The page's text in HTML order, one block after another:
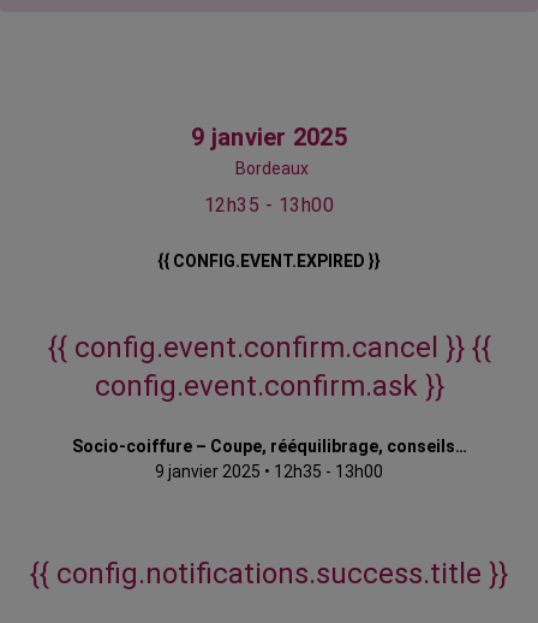
9 janvier 2025
Bordeaux
12h35 - 13h00
{{ CONFIG.EVENT.EXPIRED }}
{{ config.event.confirm.cancel }} {{
config.event.confirm.ask }}
Socio-coiffure – Coupe, rééquilibrage, conseils…
9 janvier 2025 • 12h35 - 13h00
{{ config.notifications.success.title }}